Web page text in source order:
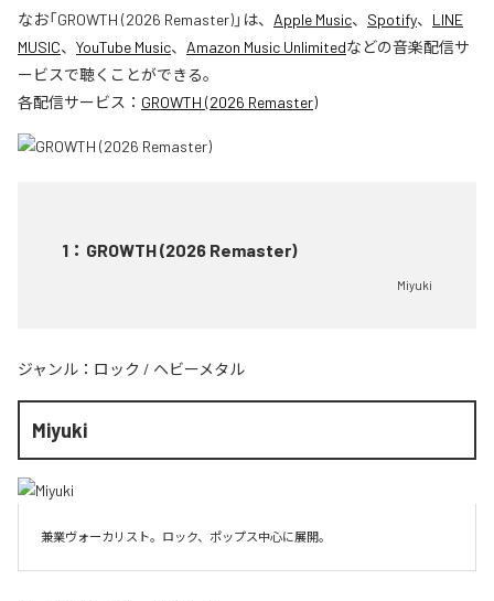
なお「GROWTH (2026 Remaster)」は、 Apple Music、 Spotify、 LINE
MUSIC、 YouTube Music、 Amazon Music Unlimitedなどの音楽配信サ
ービスで聴くことができる。
各配信サービス： GROWTH (2026 Remaster)
1 ： GROWTH (2026 Remaster)
Miyuki
ジャンル： ロック / ヘビーメタル
Miyuki
兼業ヴォーカリスト。ロック、ポップス中心に展開。